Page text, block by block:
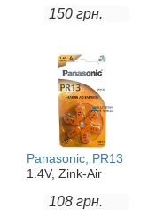
150 грн.
Panasonic, PR13
1.4V, Zink-Air
108 грн.